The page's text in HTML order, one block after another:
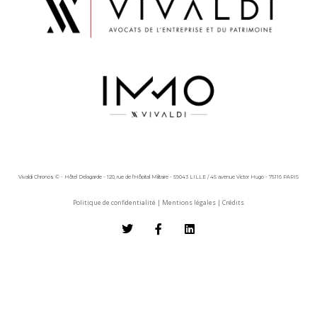
Vivaldi Chronos © - Hôtel Delagarde - 120, rue de l'Hôpital Militaire - 59043 LILLE / 45 avenue Victor Hugo - 75116 PARIS
Politique de confidentialité | Mentions légales | Crédits